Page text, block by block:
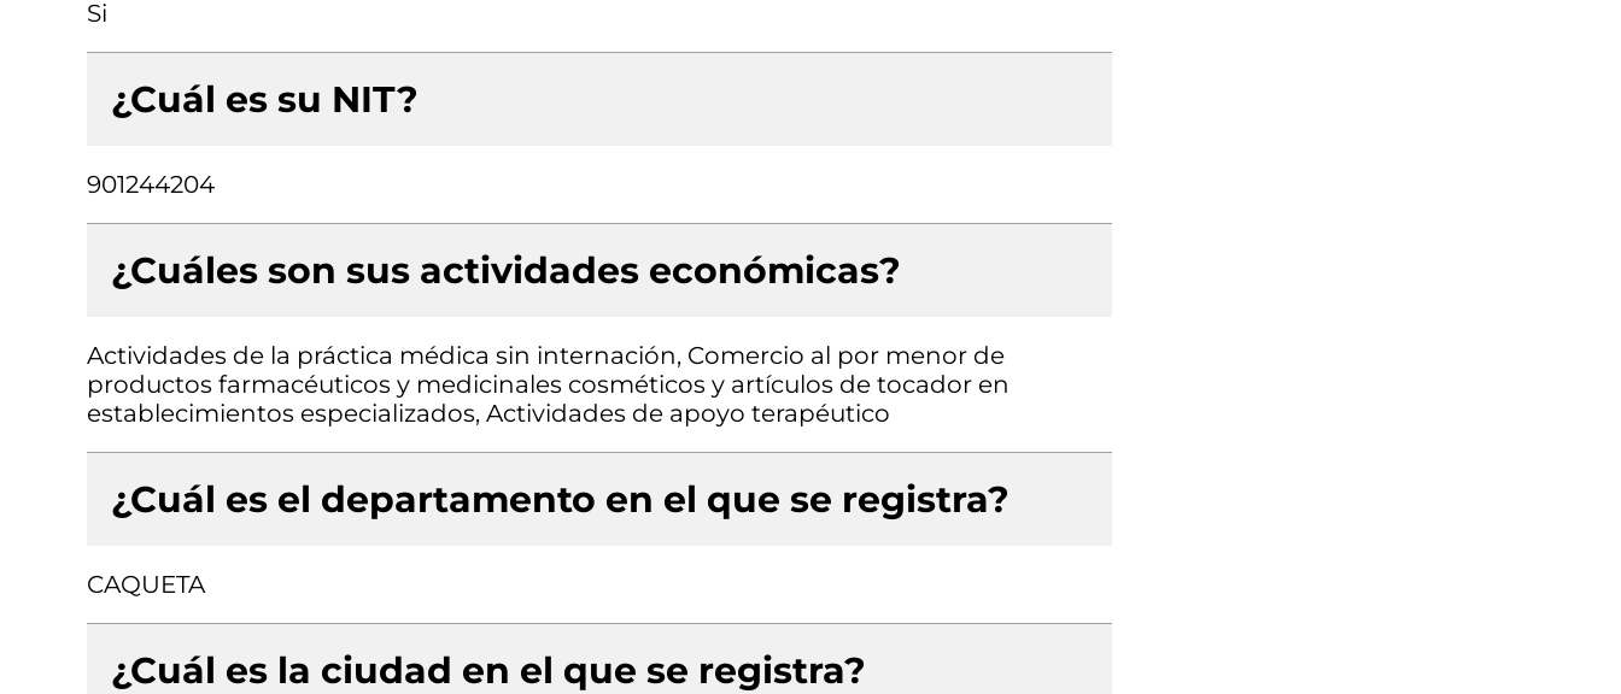
Si
¿Cuál es su NIT?
901244204
¿Cuáles son sus actividades económicas?
Actividades de la práctica médica sin internación, Comercio al por menor de
productos farmacéuticos y medicinales cosméticos y artículos de tocador en
establecimientos especializados, Actividades de apoyo terapéutico
¿Cuál es el departamento en el que se registra?
CAQUETA
¿Cuál es la ciudad en el que se registra?